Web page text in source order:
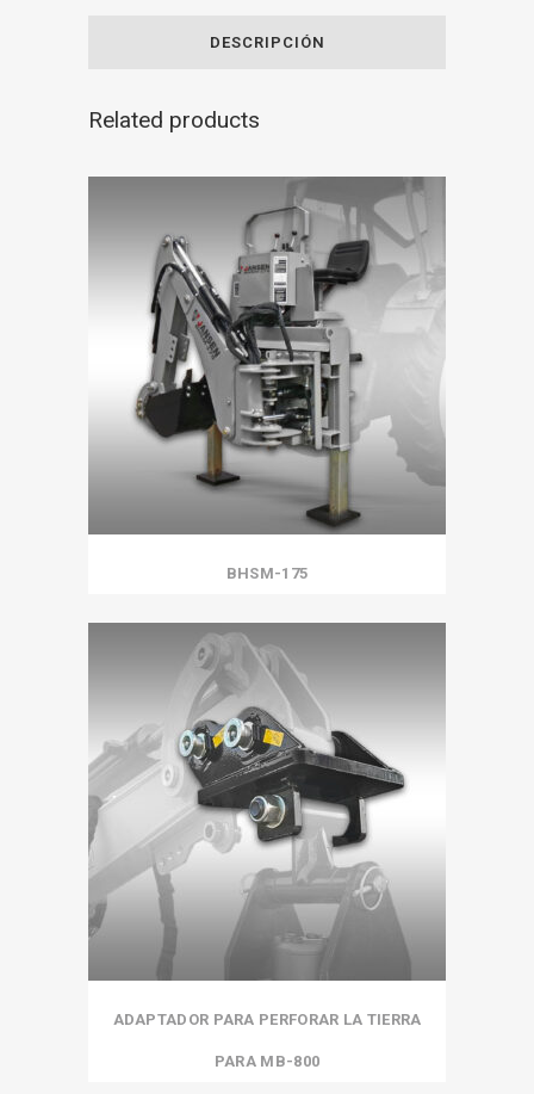
DESCRIPCIÓN
Related products
BHSM-175
ADAPTADOR PARA PERFORAR LA TIERRA
PARA MB-800